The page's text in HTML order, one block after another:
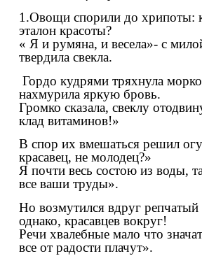
1.Овощи спорили до хрипоты:
эталон красоты?
« Я и румяна, и весела»- с
твердила свекла.
Гордо кудрями тряхнула
нахмурила яркую бровь.
Громко сказала, свеклу
клад витаминов!»
В спор их вмешаться решил
красавец, не молодец?»
Я почти весь состою из воды,
все ваши труды».
Но возмутился вдруг
однако, красавцев вокруг!
Речи хвалебные мало что
все от радости плачут».